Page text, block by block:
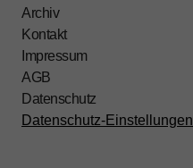
Archiv
Kontakt
Impressum
AGB
Datenschutz
Datenschutz-Einstellungen